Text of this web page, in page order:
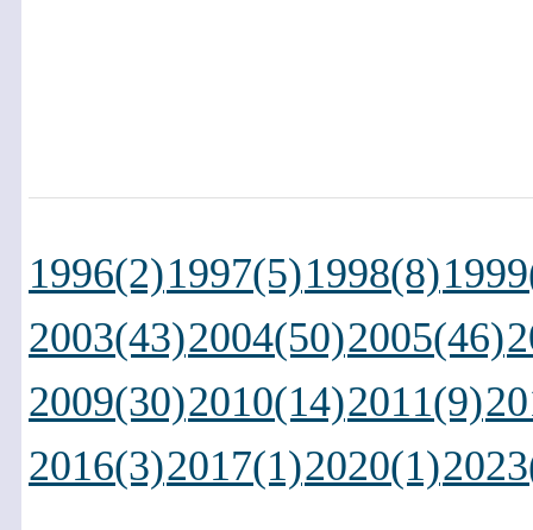
1996(2)1997(5)1998(8)
2003(43)2004(50)2005(46)
2009(30)2010(14)2011(9)
2016(3)2017(1)2020(1)